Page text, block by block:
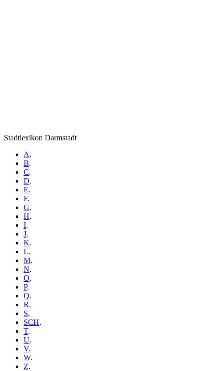
Stadtlexikon Darmstadt
A.
B.
C.
D.
E.
F.
G.
H.
I.
J.
K.
L.
M.
N.
O.
P.
Q.
R.
S.
SCH.
T.
U.
V.
W.
Z.